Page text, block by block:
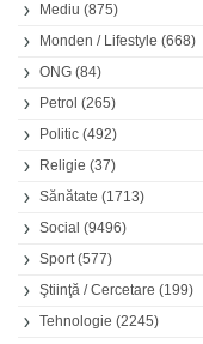
Mediu (875)
Monden / Lifestyle (668)
ONG (84)
Petrol (265)
Politic (492)
Religie (37)
Sănătate (1713)
Social (9496)
Sport(577)
Ştiinţă / Cercetare (199)
Tehnologie (2245)